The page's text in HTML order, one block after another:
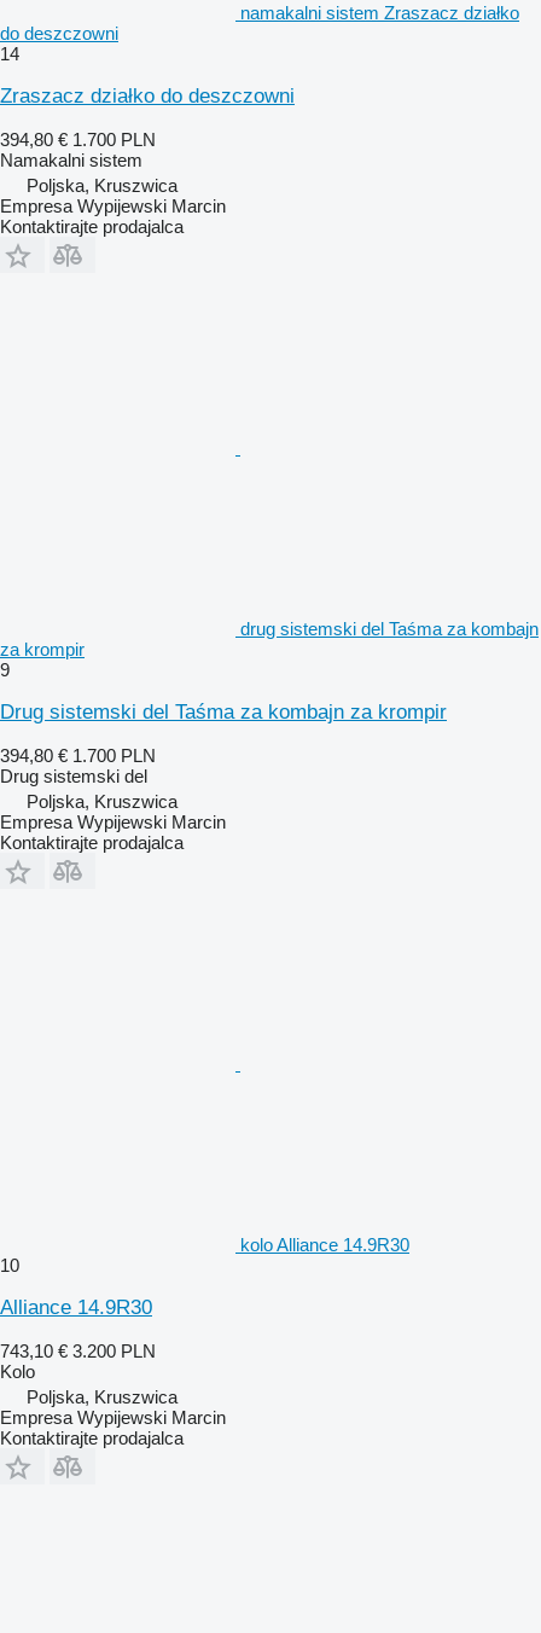
namakalni sistem Zraszacz działko
do deszczowni
14
Zraszacz działko do deszczowni
394,80 € 1.700 PLN
Namakalni sistem
Poljska, Kruszwica
Empresa Wypijewski Marcin
Kontaktirajte prodajalca
drug sistemski del Taśma za kombajn
za krompir
9
Drug sistemski del Taśma za kombajn za krompir
394,80 € 1.700 PLN
Drug sistemski del
Poljska, Kruszwica
Empresa Wypijewski Marcin
Kontaktirajte prodajalca
kolo Alliance 14.9R30
10
Alliance 14.9R30
743,10 € 3.200 PLN
Kolo
Poljska, Kruszwica
Empresa Wypijewski Marcin
Kontaktirajte prodajalca